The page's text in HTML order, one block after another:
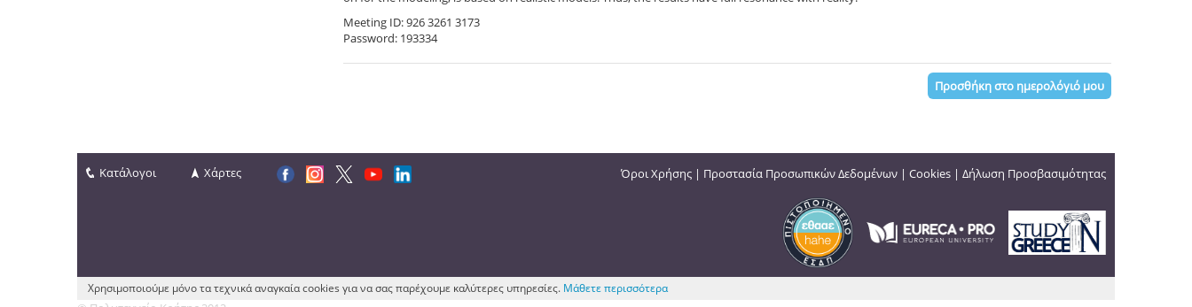
Meeting ID: 926 3261 3173
Password: 193334
Προσθήκη στο ημερολόγιό μου
Κατάλογοι Χάρτες Όροι Χρήσης | Προστασία Προσωπικών Δεδομένων | Cookies | Δήλωση Προσβασιμότητας
Χρησιμοποιούμε μόνο τα τεχνικά αναγκαία cookies για να σας παρέχουμε καλύτερες υπηρεσίες. Μάθετε περισσότερα